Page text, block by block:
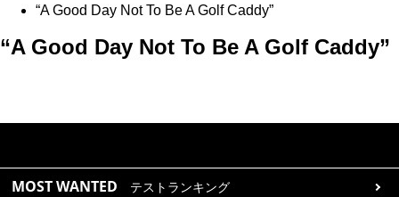
“A Good Day Not To Be A Golf Caddy”
“A Good Day Not To Be A Golf Caddy”
MOST WANTED テストランキング
NEW RELEASES
HOW TO ゴルフ上達・実践テクニック
REVIEWS 製品レビュー
※メーカー名やクラブ名など、検索したい事柄を入